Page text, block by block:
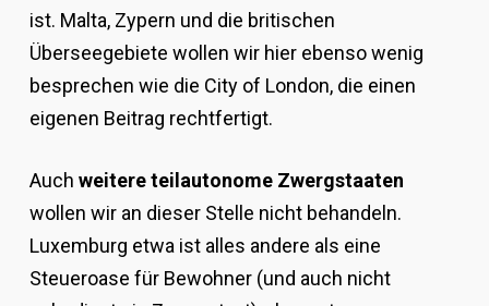
ist. Malta, Zypern und die britischen
Überseegebiete wollen wir hier ebenso wenig
besprechen wie die City of London, die einen
eigenen Beitrag rechtfertigt.
Auch weitere teilautonome Zwergstaaten
wollen wir an dieser Stelle nicht behandeln.
Luxemburg etwa ist alles andere als eine
Steueroase für Bewohner (und auch nicht